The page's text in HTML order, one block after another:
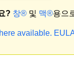
? 창®및 맥®용으
available.